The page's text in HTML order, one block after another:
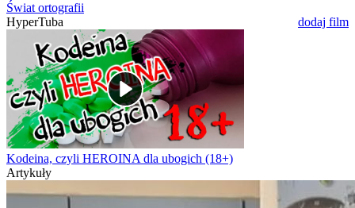
Świat ortografii
HyperTuba
dodaj film
Kodeina, czyli HEROINA dla ubogich (18+)
Artykuły